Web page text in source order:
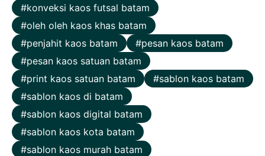
konveksi kaos futsal batam
oleh oleh kaos khas batam
penjahit kaos batam
pesan kaos batam
pesan kaos satuan batam
print kaos satuan batam
sablon kaos batam
sablon kaos di batam
sablon kaos digital batam
sablon kaos kota batam
sablon kaos murah batam